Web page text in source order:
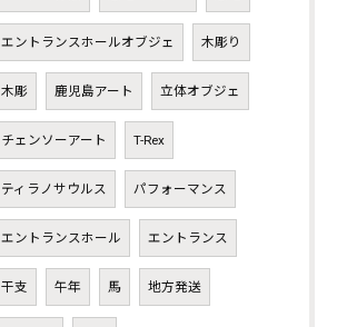
エントランスホールオブジェ 木彫り
木彫 鹿児島アート 立体オブジェ
チェンソーアート T-Rex
ティラノサウルス パフォーマンス
エントランスホール エントランス
干支 午年 馬 地方発送